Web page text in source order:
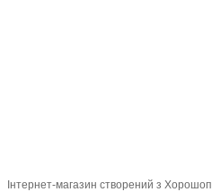
Інтернет-магазин створений з Хорошоп